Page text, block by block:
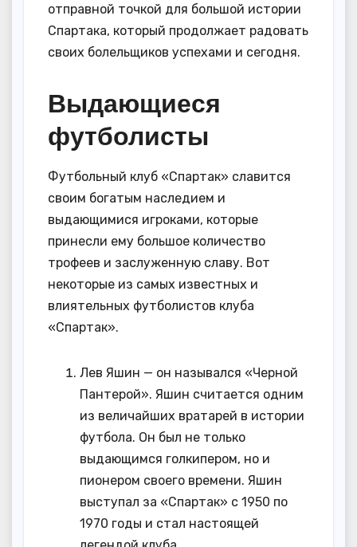
отправной точкой для большой истории
Спартака, который продолжает радовать
своих болельщиков успехами и сегодня.
Выдающиеся
футболисты
Футбольный клуб «Спартак» славится
своим богатым наследием и
выдающимися игроками, которые
принесли ему большое количество
трофеев и заслуженную славу. Вот
некоторые из самых известных и
влиятельных футболистов клуба
«Спартак».
Лев Яшин — он назывался «Черной
Пантерой». Яшин считается одним
из величайших вратарей в истории
футбола. Он был не только
выдающимся голкипером, но и
пионером своего времени. Яшин
выступал за «Спартак» с 1950 по
1970 годы и стал настоящей